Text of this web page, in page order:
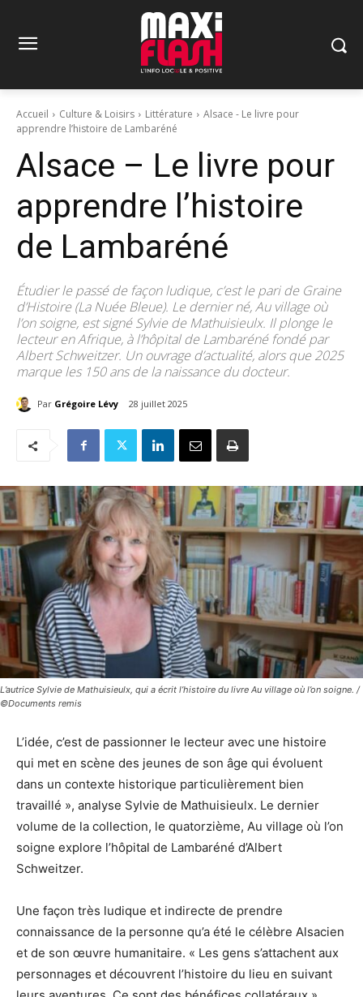
Accueil Culture & Loisirs Littérature
Alsace - Le livre pour
apprendre l’histoire de Lambaréné
Alsace – Le livre pour
apprendre l’histoire
de Lambaréné
Étudier le passé de façon ludique, c’est le pari de Graine
d’Histoire (La Nuée Bleue). Le dernier né, Au village où
l’on soigne, est signé Sylvie de Mathuisieulx. Il plonge le
lecteur en Afrique, à l’hôpital de Lambaréné fondé par
Albert Schweitzer. Un ouvrage d’actualité, alors que 2025
marque les 150 ans de la naissance du docteur.
Par Grégoire Lévy 28 juillet 2025
L’autrice Sylvie de Mathuisieulx, qui a écrit l’histoire du livre Au village où l’on soigne. /
©Documents remis
L’idée, c’est de passionner le lecteur avec une histoire
qui met en scène des jeunes de son âge qui évoluent
dans un contexte historique particulièrement bien
travaillé », analyse Sylvie de Mathuisieulx. Le dernier
volume de la collection, le quatorzième, Au village où l’on
soigne explore l’hôpital de Lambaréné d’Albert
Schweitzer.
Une façon très ludique et indirecte de prendre
connaissance de la personne qu’a été le célèbre Alsacien
et de son œuvre humanitaire. « Les gens s’attachent aux
personnages et découvrent l’histoire du lieu en suivant